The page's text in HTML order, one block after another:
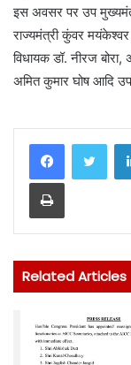
इस अवसर पर उप
राज्यमंत्री कुंवर
विधायक डॉ. नीरज बोरा,
अमित कुमार घोष आदि
Print
Related Articles